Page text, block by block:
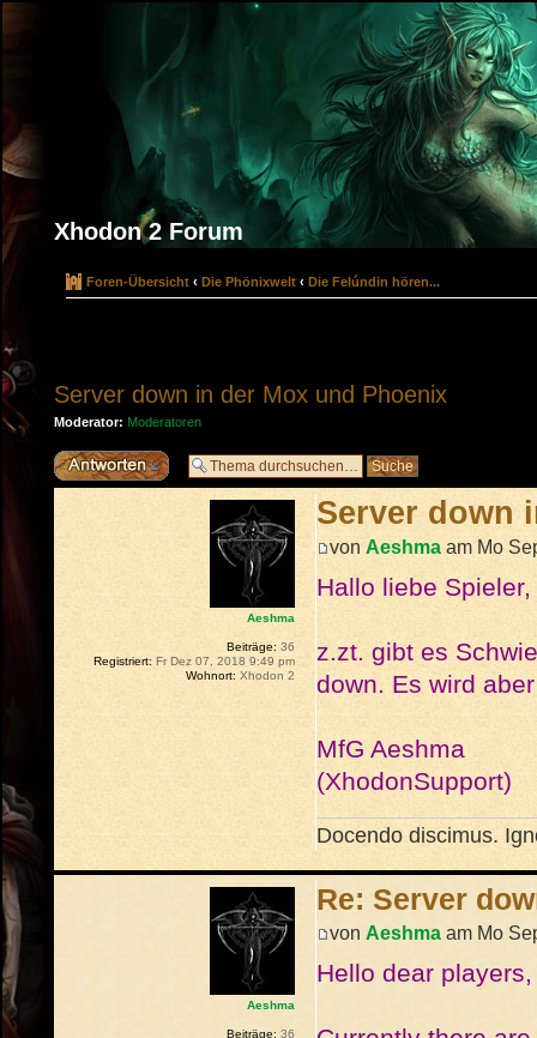
Xhodon 2 Forum
Foren-Übersicht ‹ Die Phönixwelt ‹ Die Felúndin hören...
Server down in der Mox und Phoenix
Moderator: Moderatoren
Antwort erstellen
Server down
von Aeshma am Mo
Hallo liebe Spieler,
z.zt. gibt es
down. Es wird
MfG Aeshma
(XhodonSupport)
Docendo discimus.
Aeshma
Beiträge: 36
Registriert: Fr Dez 07, 2018 9:49 pm
Wohnort: Xhodon 2
Re: Server
von Aeshmaam Mo
Hello dear players,
Aeshma
Beiträge: 36